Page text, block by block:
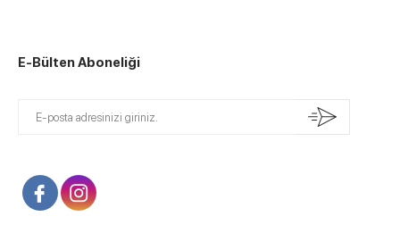
E-Bülten Aboneliği